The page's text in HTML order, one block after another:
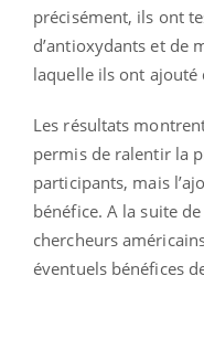
précisément, ils ont
d’antioxydants et de
laquelle ils ont ajouté
Les résultats
permis de ralentir la
participants, mais
bénéfice. A la suite
chercheurs
éventuels bénéfices